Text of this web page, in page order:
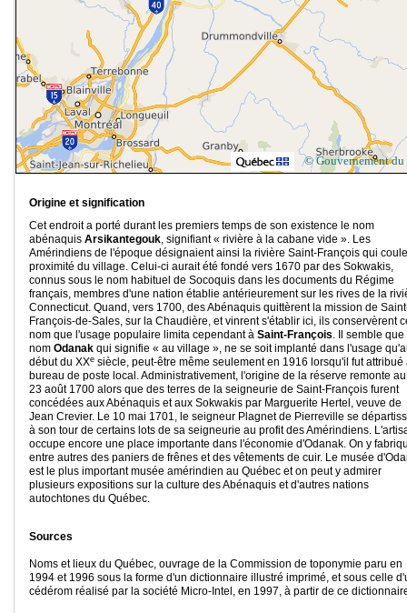
© Gouvernement du
Origine et signification
Cet endroit a porté durant les premiers temps de son existence le nom
abénaquis Arsikantegouk, signifiant « rivière à la cabane vide ». Les
Amérindiens de l'époque désignaient ainsi la rivière Saint-François qui
proximité du village. Celui-ci aurait été fondé vers 1670 par des Sokwakis,
connus sous le nom habituel de Socoquis dans les documents du Régime
français, membres d'une nation établie antérieurement sur les rives de la
Connecticut. Quand, vers 1700, des Abénaquis quittèrent la mission de
François-de-Sales, sur la Chaudière, et vinrent s'établir ici, ils conservèrent
nom que l'usage populaire limita cependant à Saint-François. Il semble que
nom Odanak qui signifie « au village », ne se soit implanté dans l'usage
début du XXe siècle, peut-être même seulement en 1916 lorsqu'il fut attribué
bureau de poste local. Administrativement, l'origine de la réserve remonte au
23 août 1700 alors que des terres de la seigneurie de Saint-François furent
concédées aux Abénaquis et aux Sokwakis par Marguerite Hertel, veuve de
Jean Crevier. Le 10 mai 1701, le seigneur Plagnet de Pierreville se
à son tour de certains lots de sa seigneurie au profit des Amérindiens.
occupe encore une place importante dans l'économie d'Odanak. On y
entre autres des paniers de frênes et des vêtements de cuir. Le musée
est le plus important musée amérindien au Québec et on peut y admirer
plusieurs expositions sur la culture des Abénaquis et d'autres nations
autochtones du Québec.
Sources
Noms et lieux du Québec, ouvrage de la Commission de toponymie paru en
1994 et 1996 sous la forme d'un dictionnaire illustré imprimé, et sous celle
cédérom réalisé par la société Micro-Intel, en 1997, à partir de ce